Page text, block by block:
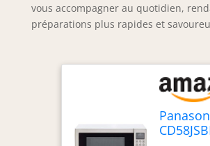
vous accompagner au quotidien,
préparations plus rapides et